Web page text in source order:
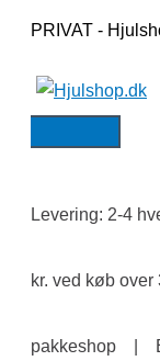
indholdet
PRIVAT -
Levering: 2-4
kr. ved køb over
pakkeshop |
var:
aktuelle
er:
antal
er:
er: